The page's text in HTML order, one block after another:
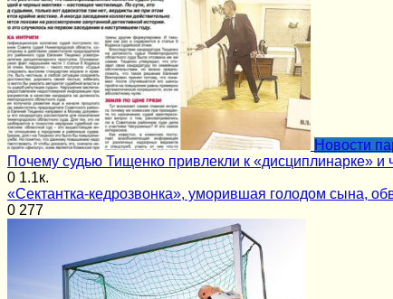
Новости
Почему судью Тищенко привлекли к «дисциплинарке» и
0 1.1к.
«Сектантка-кедрозвонка», уморившая голодом сына,
0 277